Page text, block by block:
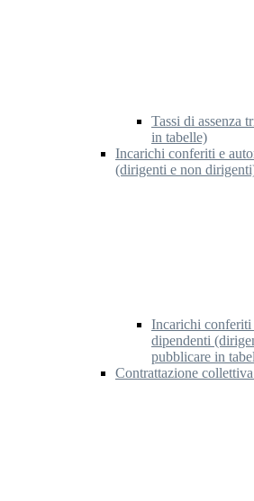
Tassi di assenza
in tabelle)
Incarichi conferiti e
(dirigenti e non
Incarichi conferiti
dipendenti
pubblicare in
Contrattazione collettiva